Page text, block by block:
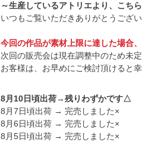
～生産しているアトリエより、こち
いつもご覧いただきありがとうござ
今回の作品が素材上限に達した場合
次回の販売会は現在調整中のため未
お客様は、お早めにご検討頂けると
頃出荷→残りわずかです△
頃出荷 → 完売しました×
頃出荷 → 完売しました×
頃出荷 → 完売しました×